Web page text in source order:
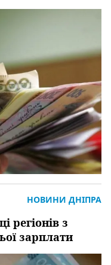
регіонів з
зарплати
НОВИНИ ДНІПРА